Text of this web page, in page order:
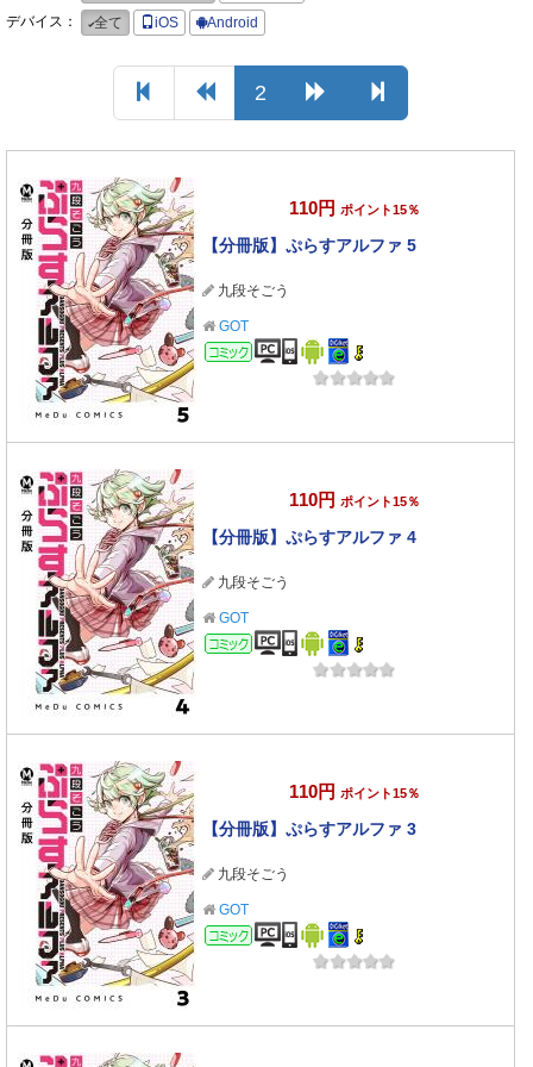
デバイス：
全て iOS Android
2
110円 ポイント15％
【分冊版】ぷらすアルファ 5
九段そごう
GOT
コミック
110円 ポイント15％
【分冊版】ぷらすアルファ 4
九段そごう
GOT
コミック
110円 ポイント15％
【分冊版】ぷらすアルファ 3
九段そごう
GOT
コミック